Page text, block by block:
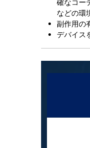
確なコー
などの環
副作用の
デバイス